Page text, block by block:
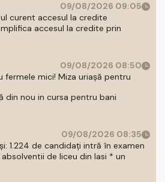
09/08/2026 09:05
curent accesul la credite
accesul la credite prin
09/08/2026 08:50
mici! Miza uriașă pentru
din nou in cursa pentru bani
09/08/2026 08:35
1.224 de candidați intră în examen
de liceu din Iasi * un